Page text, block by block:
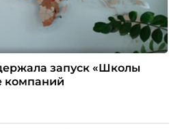
запуск «Школы
компаний